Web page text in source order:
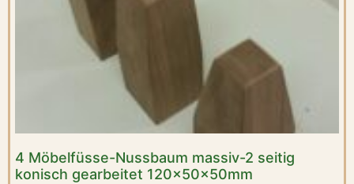
4 Möbelfüsse-Nussbaum massiv-2 seitig
konisch gearbeitet 120x50x50mm